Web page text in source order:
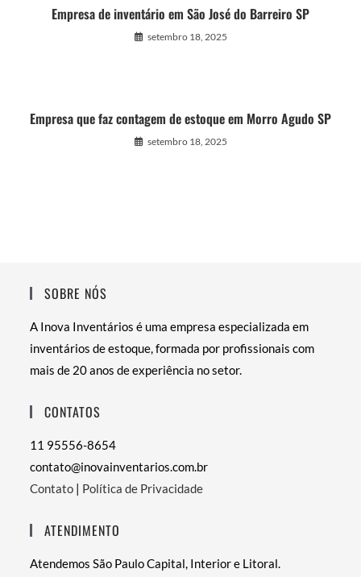
Empresa de inventário em São José do Barreiro SP
setembro 18, 2025
Empresa que faz contagem de estoque em Morro Agudo SP
setembro 18, 2025
SOBRE NÓS
A Inova Inventários é uma empresa especializada em
inventários de estoque, formada por profissionais com
mais de 20 anos de experiência no setor.
CONTATOS
11 95556-8654
contato@inovainventarios.com.br
Contato | Política de Privacidade
ATENDIMENTO
Atendemos São Paulo Capital, Interior e Litoral.